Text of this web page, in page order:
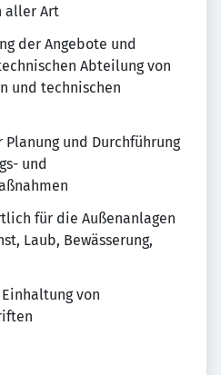
aller Art
der Angebote und
Abteilung von
und technischen
und Durchführung
und
für die Außenanlagen
Laub, Bewässerung,
von